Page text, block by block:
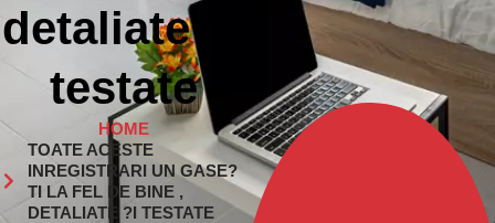
detaliate ?i
testate
HOME
TOATE ACESTE
INREGISTRARI UN GASE?
TI LA FEL DE BINE ,
DETALIATE ?I TESTATE